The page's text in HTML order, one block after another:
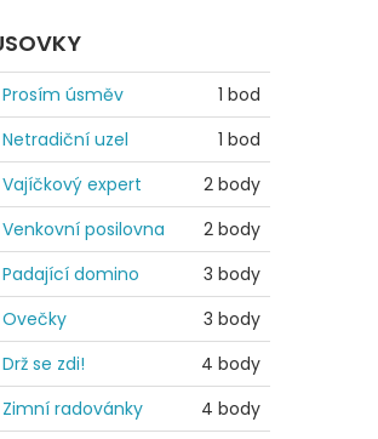
Prosím úsměv
1 bod
Netradiční uzel
1 bod
Vajíčkový expert
2 body
Venkovní posilovna
2 body
Padající domino
3 body
Ovečky
3 body
Drž se zdi!
4 body
Zimní radovánky
4 body